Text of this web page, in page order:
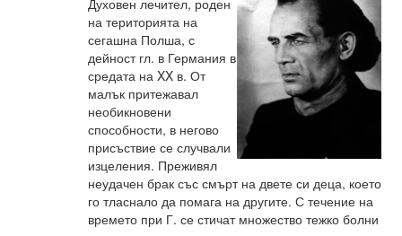
Духовен лечител, роден
на територията на
сегашна Полша, с
дейност гл. в Германия в
средата на XX в. От
малък притежавал
необикновени
способности, в негово
присъствие се случвали
изцеления. Преживял
неудачен брак със смърт на двете си деца, което
го тласнало да помага на другите. С течение на
времето при Г. се стичат множество тежко болни